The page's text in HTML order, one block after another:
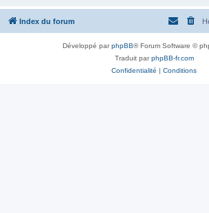
Index du forum
Développé parphpBB® Forum Software ©
Traduit parphpBB-fr.com
Confidentialité | Conditions